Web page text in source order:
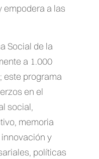
empodera a las
Social de la
a 1.000
este programa
en el
social,
memoria
y
políticas